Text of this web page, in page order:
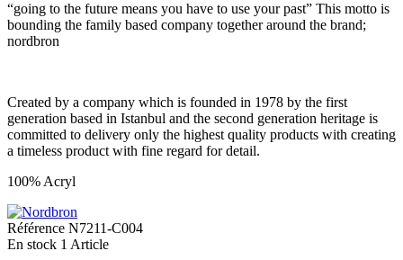
“going to the future means you have to use your past” This motto is
bounding the family based company together around the brand;
nordbron
Created by a company which is founded in 1978 by the first
generation based in Istanbul and the second generation heritage is
committed to delivery only the highest quality products with creating
a timeless product with fine regard for detail.
100% Acryl
Référence N7211-C004
En stock 1 Article